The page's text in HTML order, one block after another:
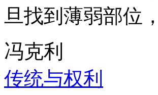
旦找到薄弱部位
冯克利
传统与权利